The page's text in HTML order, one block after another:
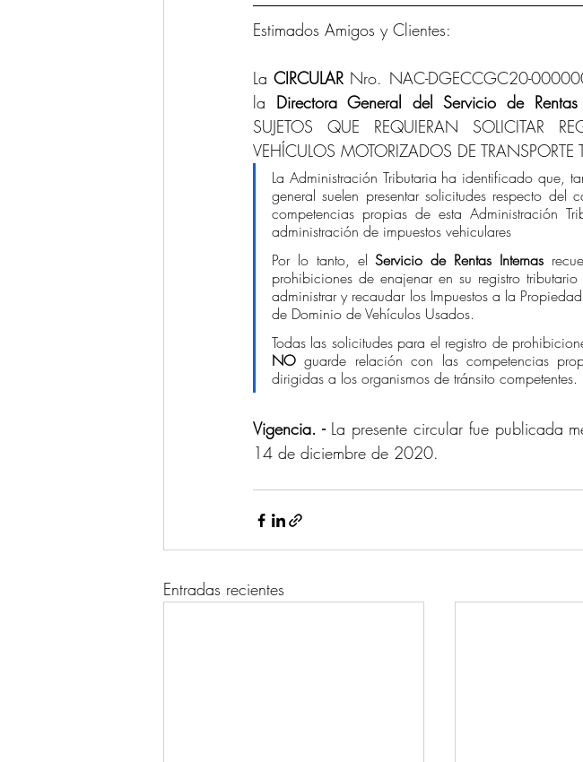
Estimados Amigos y Clientes:
La CIRCULAR Nro. NAC-DGECCGC20-
la Directora General del Servicio de Rentas
SUJETOS QUE REQUIERAN SOLICITAR
VEHÍCULOS MOTORIZADOS DE TRANSPORTE
La Administración Tributaria ha identificado que,
general suelen presentar solicitudes respecto del
competencias propias de esta Administración
administración de impuestos vehiculares
Por lo tanto, el Servicio de Rentas Internas
prohibiciones de enajenar en su registro
administrar y recaudar los Impuestos a la
de Dominio de Vehículos Usados.
NO guarde relación con las competencias
dirigidas a los organismos de tránsito competentes.
Vigencia. - La presente circular fue publicada
14 de diciembre de 2020.
Entradas recientes